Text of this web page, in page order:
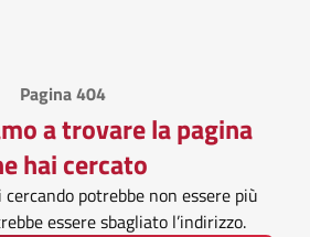
Pagina 404
a trovare la pagina
hai cercato
potrebbe non essere più
essere sbagliato l’indirizzo.